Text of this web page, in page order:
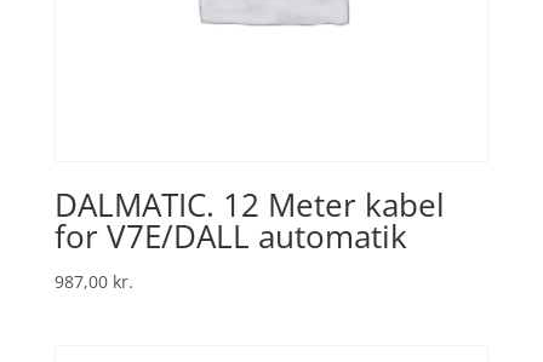
DALMATIC. 12 Meter kabel
for V7E/DALL automatik
987,00 kr.